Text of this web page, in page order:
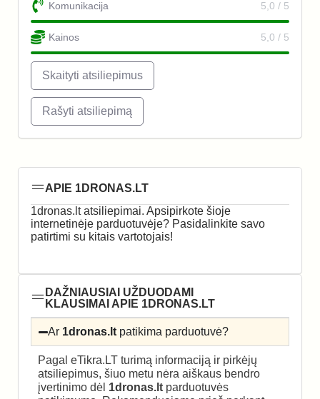
Komunikacija 5,0 / 5
Kainos 5,0 / 5
Skaityti atsiliepimus
Rašyti atsiliepimą
APIE 1DRONAS.LT
1dronas.lt atsiliepimai. Apsipirkote šioje
internetinėje parduotuvėje? Pasidalinkite savo
patirtimi su kitais vartotojais!
DAŽNIAUSIAI UŽDUODAMI
KLAUSIMAI APIE 1DRONAS.LT
Ar 1dronas.lt patikima parduotuvė?
Pagal eTikra.LT turimą informaciją ir pirkėjų
atsiliepimus, šiuo metu nėra aiškaus bendro
įvertinimo dėl 1dronas.lt parduotuvės